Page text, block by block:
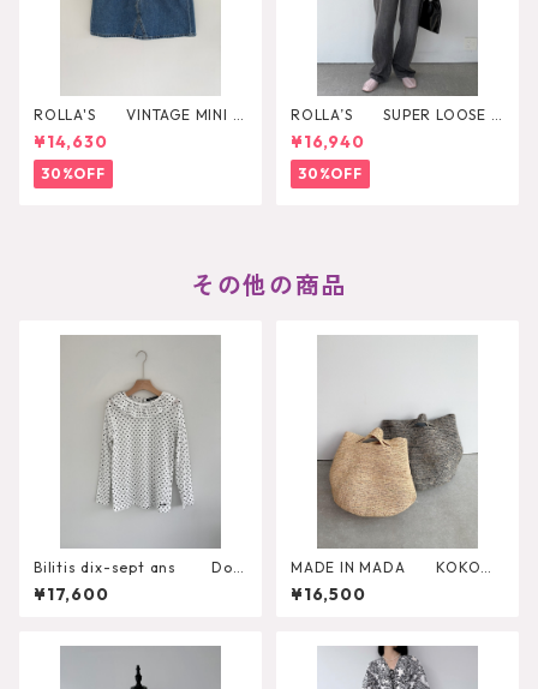
ROLLA'S VINTAGE MINI D
AZZLER
¥14,630
30%OFF
ROLLA’S SUPER LOOSE B
LACK STONE
¥16,940
30%OFF
その他の商品
Bilitis dix-sept ans Dot
Frill Collar Long T
¥17,600
MADE IN MADA KOKO
かごバッグ
¥16,500